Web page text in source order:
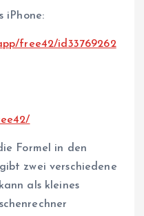
iPhone:
free42/id33769262
Formel in den
zwei verschiedene
als kleines